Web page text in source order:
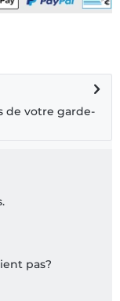
de votre garde-
pas?